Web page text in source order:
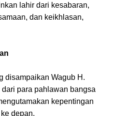
lahir dari kesabaran,
dan keikhlasan,
disampaikan Wagub H.
para pahlawan bangsa
kepentingan
depan.